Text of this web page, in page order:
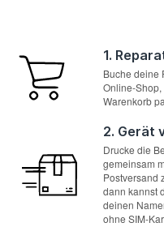
1.
Buche deine
Online-
Warenkorb
2. Gerät
Drucke die
gemeinsam
Postversand
dann kannst
deinen
ohne SIM-